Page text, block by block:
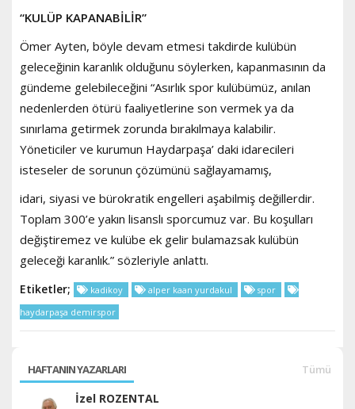
“KULÜP KAPANABİLİR”
Ömer Ayten, böyle devam etmesi takdirde kulübün
geleceğinin karanlık olduğunu söylerken, kapanmasının da
gündeme gelebileceğini “Asırlık spor kulübümüz, anılan
nedenlerden ötürü faaliyetlerine son vermek ya da
sınırlama getirmek zorunda bırakılmaya kalabilir.
Yöneticiler ve kurumun Haydarpaşa’ daki idarecileri
isteseler de sorunun çözümünü sağlayamamış,
idari, siyasi ve bürokratik engelleri aşabilmiş değillerdir.
Toplam 300’e yakın lisanslı sporcumuz var. Bu koşulları
değiştiremez ve kulübe ek gelir bulamazsak kulübün
geleceği karanlık.” sözleriyle anlattı.
Etiketler; kadikoy alper kaan yurdakul
spor
haydarpaşa demirspor
HAFTANIN YAZARLARI Tümü
İzel ROZENTAL